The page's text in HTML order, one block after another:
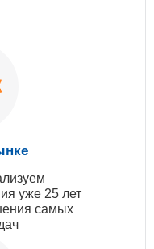
уже 25 лет
самых